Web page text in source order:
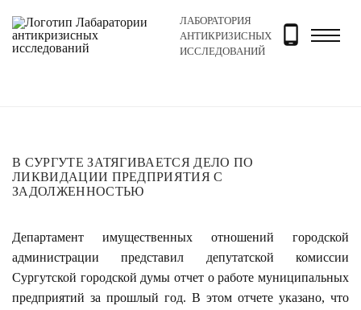
ЛАБОРАТОРИЯ
АНТИКРИЗИСНЫХ
ИССЛЕДОВАНИЙ
Главная Новости и блог Новости В Сургуте
В СУРГУТЕ ЗАТЯГИВАЕТСЯ ДЕЛО ПО
ЛИКВИДАЦИИ ПРЕДПРИЯТИЯ С
ЗАДОЛЖЕННОСТЬЮ
Департамент имущественных отношений городской
администрации представил депутатской комиссии
Сургутской городской думы отчет о работе муниципальных
предприятий за прошлый год. В этом отчете указано, что